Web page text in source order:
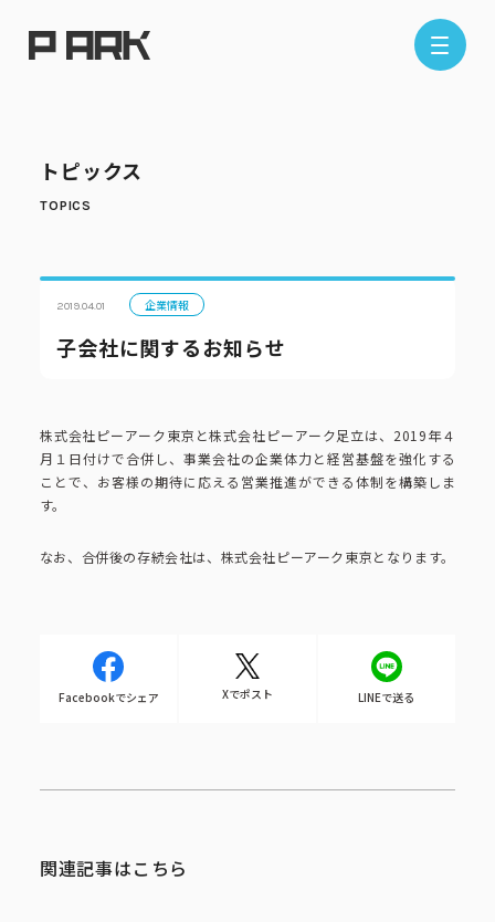
店舗情報
エリアから探す
埼玉エリア
ピーアークで楽しむ
企業情報 トップ
ピーアークの歩み
組織図
CSR活動
eco10プロジェクト
トピックス
2019.04.01 企業情報
子会社に関するお知らせ
株式会社ピーアーク東京と株式会社ピーアーク足立は、2019年４
月１日付けで合併し、事業会社の企業体力と経営基盤を強化する
ことで、お客様の期待に応える営業推進ができる体制を構築しま
す。
なお、合併後の存続会社は、株式会社ピーアーク東京となります。
Facebookでシェア Xでポスト LINEで送る
関連記事はこちら